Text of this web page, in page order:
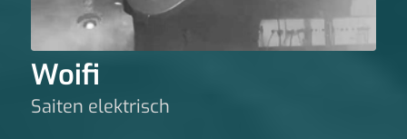
Woifi
Saiten elektrisch